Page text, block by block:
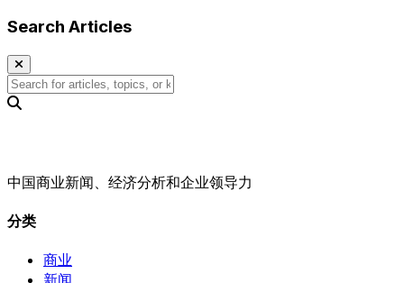
Search Articles
中国商业新闻、经济分析和企业领导力
分类
商业